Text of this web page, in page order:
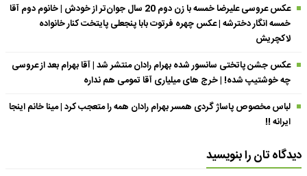
عکس عروسی علیرضا خمسه با زن دوم 20 سال جوان‌تر از خودش | خانوم دوم آقا
خمسه انگار دخترشه | عکس چهره فرتوت بابا پنجعلی پایتخت کنار خانواده
لاکچریش
عکس جشن پاتختی سانسور شده بهرام رادان منتشر شد | آقا بهرام بعد از عروسی
چه خوشتیپ شده! | خرج های میلیاری آقا تمومی هم نداره
لباس مخصوص پاساژ گردی همسر بهرام رادان همه را متعجب کرد | مینا خانم اینجا
ایرانه !!
دیدگاه تان را بنویسید